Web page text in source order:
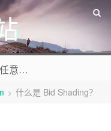
欢迎访问我的博客，有问题可以在任意文章底部留言评论
> 什么是 Bid Shading？